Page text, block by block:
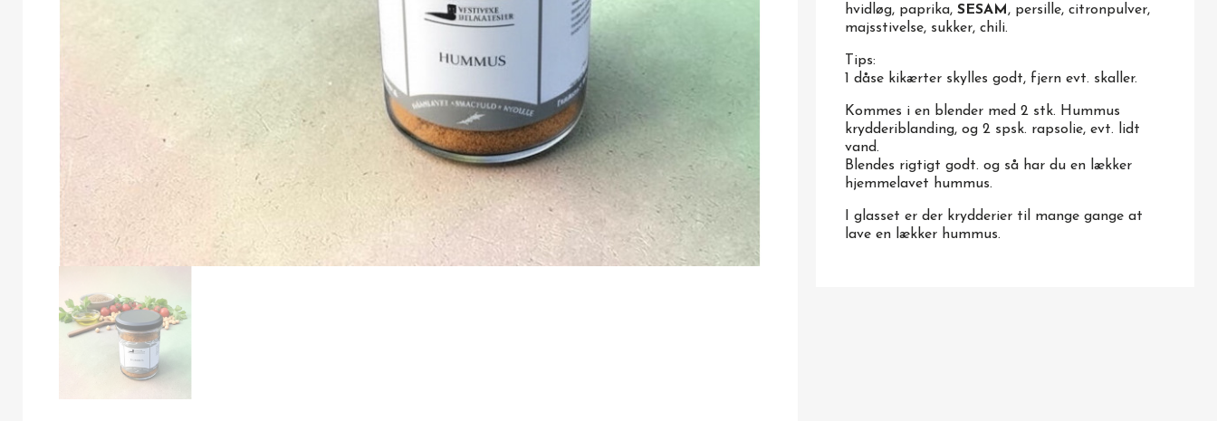
hvidløg, paprika,SESAM , persille, citronpulver,
majsstivelse, sukker, chili.
Tips:
1 dåse kikærter skylles godt, fjern evt. skaller.
Kommes i en blender med 2 stk. Hummus
krydderiblanding, og 2 spsk. rapsolie, evt. lidt
vand.
Blendes rigtigt godt. og så har du en lækker
hjemmelavet hummus.
I glasset er der krydderier til mange gange at
lave en lækker hummus.